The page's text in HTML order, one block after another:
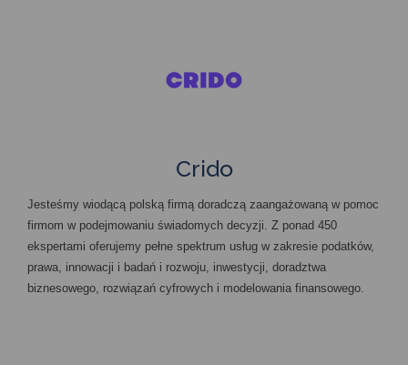
Crido
Jesteśmy wiodącą polską firmą doradczą zaangażowaną w pomoc
firmom w podejmowaniu świadomych decyzji. Z ponad 450
ekspertami oferujemy pełne spektrum usług w zakresie podatków,
prawa, innowacji i badań i rozwoju, inwestycji, doradztwa
biznesowego, rozwiązań cyfrowych i modelowania finansowego.